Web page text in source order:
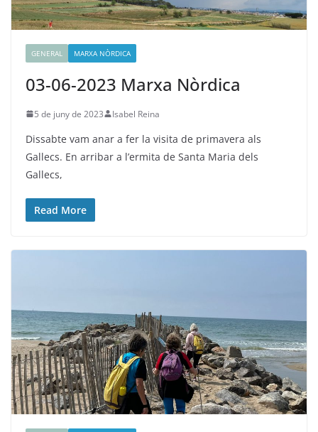
GENERAL MARXA NÒRDICA
03-06-2023 Marxa Nòrdica
5 de juny de 2023 Isabel Reina
Dissabte vam anar a fer la visita de primavera als
Gallecs. En arribar a l’ermita de Santa Maria dels
Gallecs,
Read More